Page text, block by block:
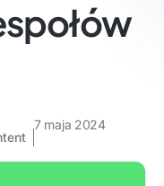
7 maja 2024